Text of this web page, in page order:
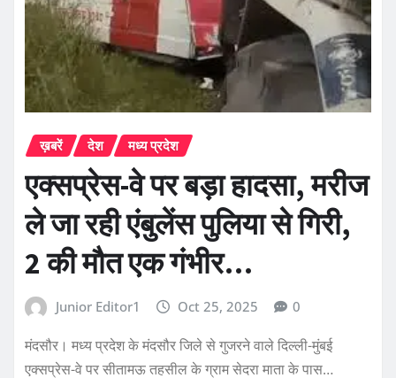
ख़बरें देश मध्य प्रदेश
एक्सप्रेस-वे पर बड़ा हादसा, मरीज
ले जा रही एंबुलेंस पुलिया से गिरी,
2 की मौत एक गंभीर…
Junior Editor1 Oct 25, 2025 0
मंदसौर। मध्य प्रदेश के मंदसौर जिले से गुजरने वाले दिल्ली-मुंबई
एक्सप्रेस-वे पर सीतामऊ तहसील के ग्राम सेदरा माता के पास…